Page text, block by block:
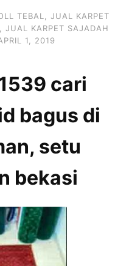
TEBAL
JUAL KARPET
JUAL KARPET SAJADAH
1, 2019
cari
bagus di
setu
bekasi